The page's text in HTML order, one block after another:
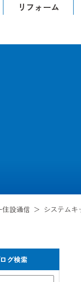
リフォーム
住設通信 システム
グ検索